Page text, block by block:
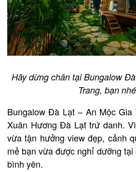
Hãy dừng chân tại Bungalow
Trang, bạn
Bungalow Đà Lạt – An Mộc Gia
Xuân Hương Đà Lạt trứ danh.
vừa tận hưởng view đẹp, cảnh
mẻ bạn vừa được nghỉ dưỡng
bình yên.